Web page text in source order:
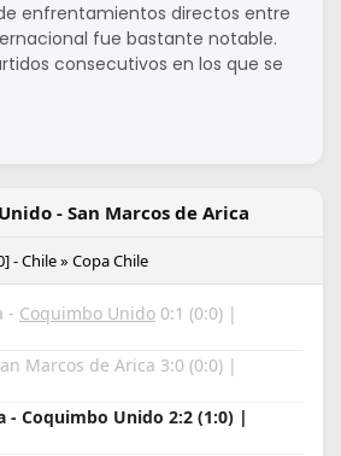
enfrentamientos directos entre
fue bastante notable.
consecutivos en los que se
- San Marcos de Arica
- Chile » Copa Chile
- Coquimbo Unido 0:1 (0:0) |
Marcos de Arica 3:0 (0:0) |
- Coquimbo Unido 2:2 (1:0) |